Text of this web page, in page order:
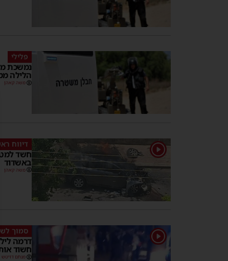
פלילי
נמשכת
הלילה
משה קאהן
1 דיווח
חשד
באשדוד
משה קאהן
1 סמוך
דרמה
חשוד
מנחם דויטש